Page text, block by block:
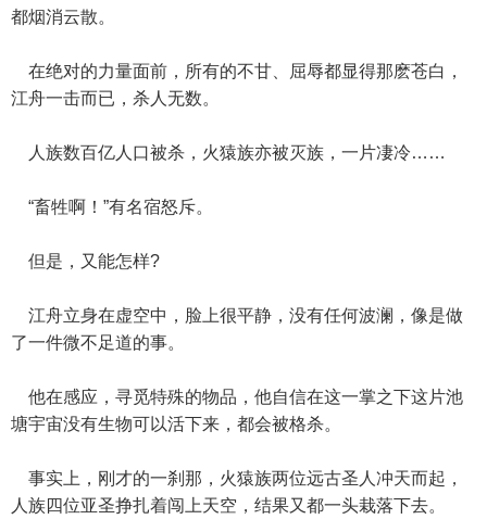
都烟消云散。
在绝对的力量面前，所有的不甘、屈辱都显得那麽苍白，
江舟一击而已，杀人无数。
人族数百亿人口被杀，火猿族亦被灭族，一片凄冷……
“畜牲啊！”有名宿怒斥。
但是，又能怎样?
江舟立身在虚空中，脸上很平静，没有任何波澜，像是做
了一件微不足道的事。
他在感应，寻觅特殊的物品，他自信在这一掌之下这片池
塘宇宙没有生物可以活下来，都会被格杀。
事实上，刚才的一刹那，火猿族两位远古圣人冲天而起，
人族四位亚圣挣扎着闯上天空，结果又都一头栽落下去。